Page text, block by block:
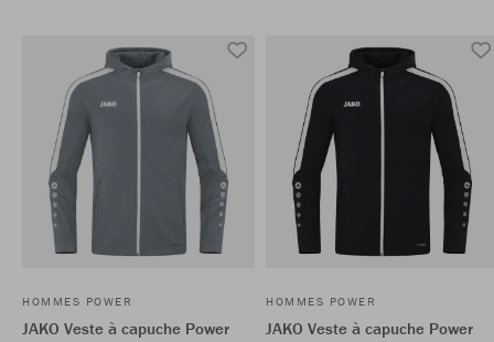
HOMMES POWER
JAKO Veste à capuche Power
HOMMES POWER
JAKO Veste à capuche Power